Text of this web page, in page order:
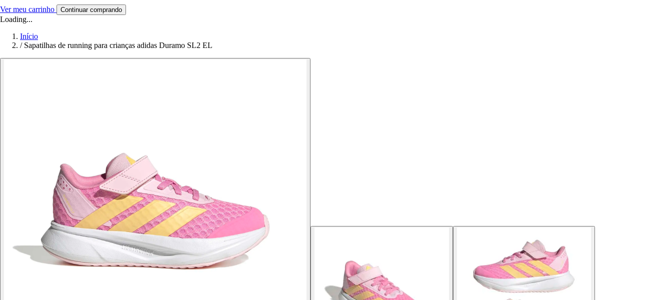
Ver meu carrinho Continuar comprando
Loading...
Início
/ Sapatilhas de running para crianças adidas Duramo SL2 EL